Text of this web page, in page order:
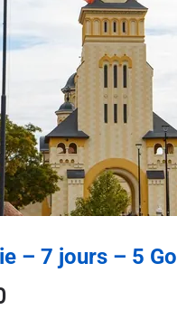
– 7 jours – 5 Go